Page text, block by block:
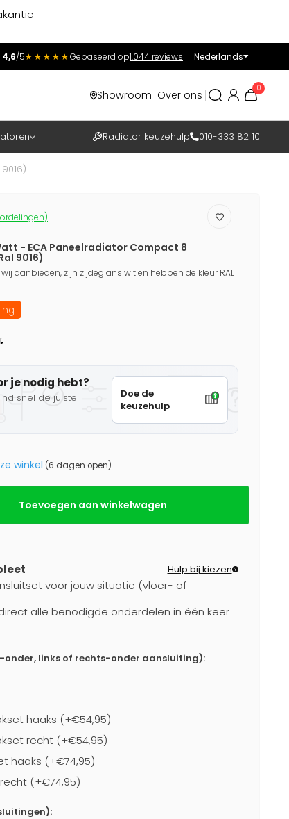
4,6/5★★★★★Gebaseerd op1.044 reviews Nederlands
Showroom Over ons
0
Radiator keuzehulp 010-333 82 10
- ECA Paneelradiator Compact 8
9016)
aanbieden, zijn zijdeglans wit en hebben de kleur RAL
je nodig hebt?
snel de juiste
Doe de
keuzehulp
winkel (6 dagen open)
Toevoegen aan winkelwagen
Hulp bij kiezen
voor jouw situatie (vloer- of
alle benodigde onderdelen in één keer
onder, links of rechts-onder aansluiting):
haaks (+€54,95)
recht (+€54,95)
haaks (+€74,95)
(+€74,95)